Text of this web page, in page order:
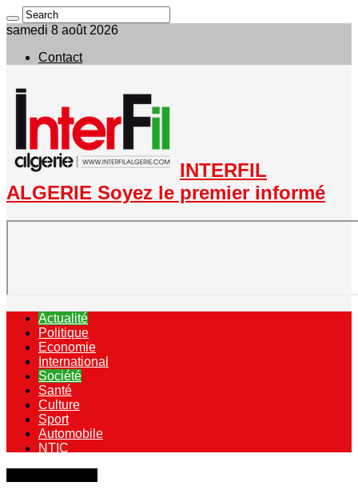
samedi 8 août 2026
Contact
INTERFIL
ALGERIE Soyez le premier informé
Actualité
Politique
Economie
International
Société
Santé
Culture
Sport
Automobile
NTIC